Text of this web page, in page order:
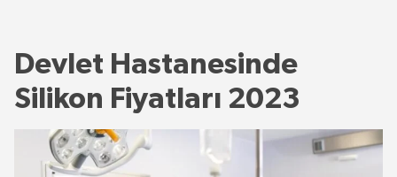
Devlet Hastanesinde
Silikon Fiyatları 2023